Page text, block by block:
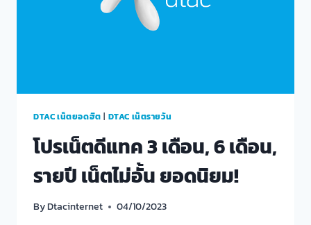
DTAC เน็ตยอดฮิต | DTAC เน็ตรายวัน
โปรเน็ตดีแทค 3 เดือน, 6 เดือน,
รายปี เน็ตไม่อั้น ยอดนิยม!
ByDtacinternet 04/10/2023